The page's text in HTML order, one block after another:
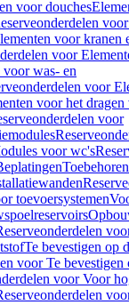
voor douches
voor kranen
voor
voor was- en
voor
voor het dragen
voor
voor wc's
Toebehoren
toevoersystemen
Te bevestigen op
voor Te
voor Voor